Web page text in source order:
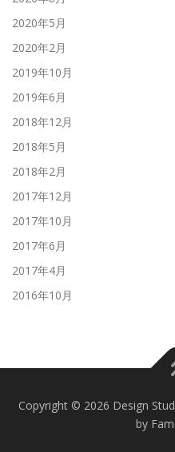
2020年5月
2020年2月
2019年10月
2019年6月
2018年12月
2018年5月
2018年2月
2017年12月
2017年10月
2017年6月
2017年4月
2016年10月
Copyright © 2026 Design
by